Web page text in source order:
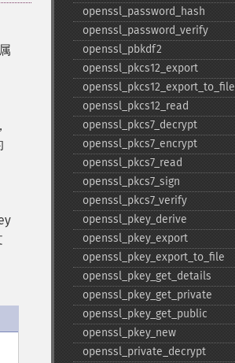
openssl_​password_​hash
openssl_​password_​verify
openssl_​pbkdf2
openssl_​pkcs12_​export
openssl_​pkcs12_​export_​to_​file
openssl_​pkcs12_​read
openssl_​pkcs7_​decrypt
openssl_​pkcs7_​encrypt
openssl_​pkcs7_​read
openssl_​pkcs7_​sign
openssl_​pkcs7_​verify
openssl_​pkey_​derive
openssl_​pkey_​export
openssl_​pkey_​export_​to_​file
openssl_​pkey_​get_​details
openssl_​pkey_​get_​private
openssl_​pkey_​get_​public
openssl_​pkey_​new
openssl_​private_​decrypt